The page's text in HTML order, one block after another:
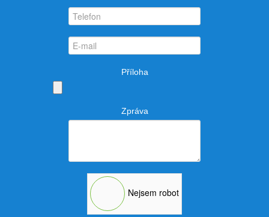
Příloha
Zpráva
Nejsem robot